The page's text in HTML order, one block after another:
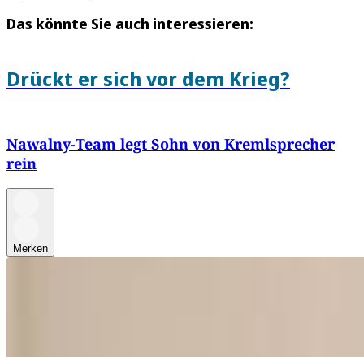
Das könnte Sie auch interessieren:
Drückt er sich vor dem Krieg?
Nawalny-Team legt Sohn von Kremlsprecher
rein
Merken